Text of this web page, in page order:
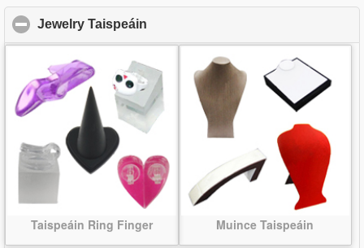
Jewelry Taispeáin
Taispeáin Ring Finger Muince Taispeáin